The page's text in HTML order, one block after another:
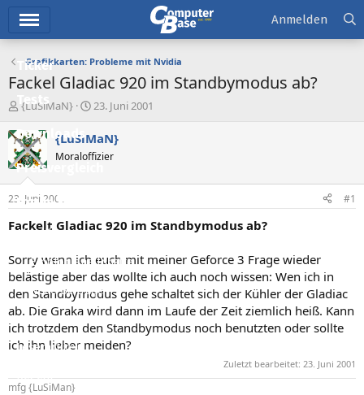
Ticker
Tests
Downloads
Preisvergleich
Forum
Aktuelles
Empfohlene Inhalte
Neue Beiträge
Neueste Aktivitäten
Leserartikel
Regeln
Anmelden
Grafikkarten: Probleme mit Nvidia
Fackel Gladiac 920 im Standbymodus ab?
E
s
t
e
e
r
{LuSiMaN}
E
s
t
e
t
a
23. Juni 2001
{LuSiMaN}
Moraloffizier
23. Juni 2001 #1
Fackelt Gladiac 920 im Standbymodus ab?
Sorry wenn ich euch mit meiner Geforce 3 Frage wieder
belästige aber das wollte ich auch noch wissen: Wen ich in
den Standbymodus gehe schaltet sich der Kühler der Gladiac
ab. Die Graka wird dann im Laufe der Zeit ziemlich heiß. Kann
ich trotzdem den Standbymodus noch benutzten oder sollte
ich ihn lieber meiden?
Zuletzt bearbeitet: 23. Juni 2001
mfg {LuSiMan}